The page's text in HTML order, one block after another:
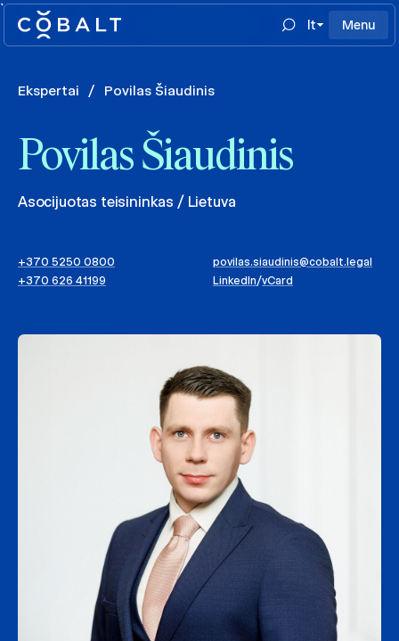
`
lt
Menu
Ekspertai / Povilas Šiaudinis
Povilas Šiaudinis
Asocijuotas teisininkas / Lietuva
+370 5250 0800
+370 626 41199
povilas.siaudinis@cobalt.legal
LinkedIn/vCard